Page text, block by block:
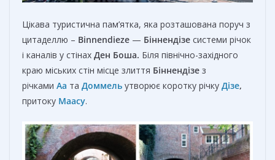
Цікава туристична пам’ятка, яка розташована поруч з
цитаделлю – Binnendieze — Біннендізе системи річок
і каналів у стінах Ден Боша. Біля північно-західного
краю міських стін місце злиття Біннендізе з
річками Аа та Доммель утворює коротку річку Дізе,
притоку Маасу.